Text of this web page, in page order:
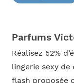
Parfums
Réalisez 52%
lingerie sexy
flash proposée